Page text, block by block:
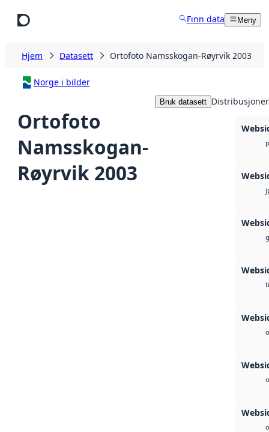
Finn data Meny
Hjem Datasett Ortofoto Namsskogan-Røyrvik 2003
Norge i bilder
Ortofoto
Namsskogan-
Røyrvik 2003
Bruk datasett Distribusjoner